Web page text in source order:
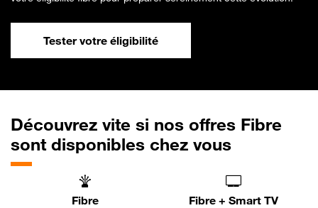
Tester votre éligibilité
Découvrez vite si nos offres Fibre
sont disponibles chez vous
Fibre Fibre + Smart TV